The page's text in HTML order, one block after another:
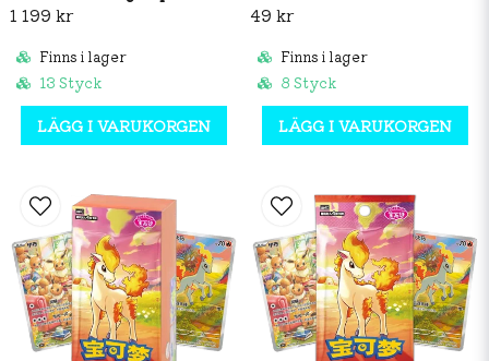
1 199 kr
Finns i lager
13 Styck
LÄGG I VARUKORGEN
49 kr
Finns i lager
8 Styck
LÄGG I VARUKORGEN